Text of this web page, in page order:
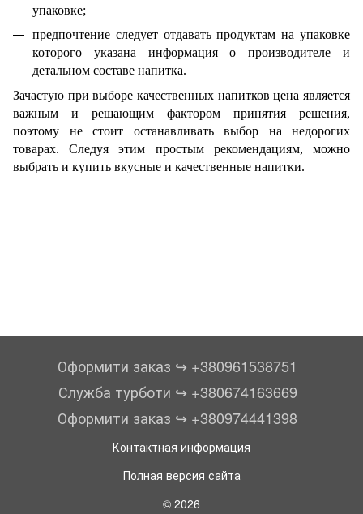
упаковке;
предпочтение следует отдавать продуктам на упаковке
которого указана информация о производителе и
детальном составе напитка.
Зачастую при выборе качественных напитков цена является
важным и решающим фактором принятия решения,
поэтому не стоит останавливать выбор на недорогих
товарах. Следуя этим простым рекомендациям, можно
выбрать и купить вкусные и качественные напитки.
Оформити заказ ↪︎ +380961538751
Служба турботи ↪︎ +380674163669
Оформити заказ ↪︎ +380974441398
Контактная информация
Полная версия сайта
© 2026